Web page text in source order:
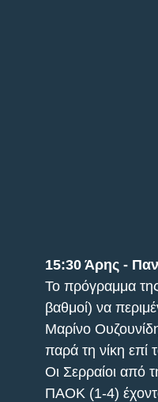
15:30 Άρης -
Το πρόγραμμα
βαθμοί) να
Μαρίνο
παρά τη νίκη επί
Οι Σερραίοι από
ΠΑΟΚ (1-4)